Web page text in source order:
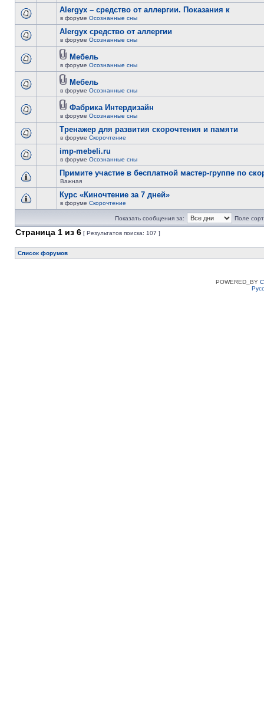
Alergyx – средство от аллергии. Показания к
в форуме Осознанные сны
Alergyx средство от аллергии
в форуме Осознанные сны
Мебель
в форуме Осознанные сны
Мебель
в форуме Осознанные сны
Фабрика Интердизайн
в форуме Осознанные сны
Тренажер для развития скорочтения и памяти
в форуме Скорочтение
imp-mebeli.ru
в форуме Осознанные сны
Примите участие в бесплатной мастер-группе по
Важная
Курс «Киночтение за 7 дней»
в форуме Скорочтение
Показать сообщения за: Поле
Страница 1 из 6 [ Результатов поиска: 107 ]
Список форумов
POWERED_BY